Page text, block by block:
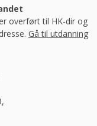
overført til HK-dir og
Gå til utdanning